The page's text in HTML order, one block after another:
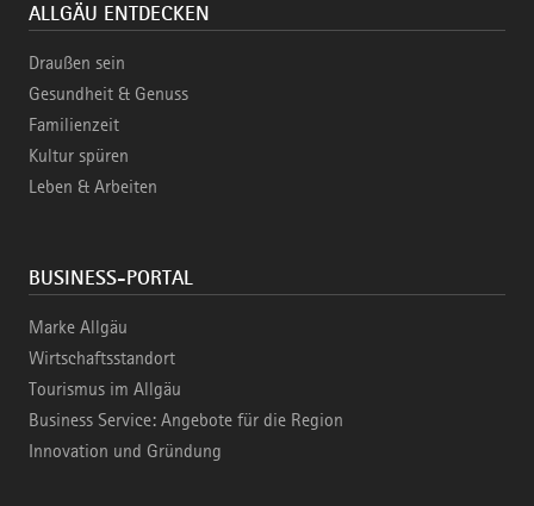
ALLGÄU ENTDECKEN
Draußen sein
Gesundheit & Genuss
Familienzeit
Kultur spüren
Leben & Arbeiten
BUSINESS-PORTAL
Marke Allgäu
Wirtschaftsstandort
Tourismus im Allgäu
Business Service: Angebote für die Region
Innovation und Gründung